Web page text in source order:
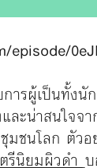
ารผู้เป็นทั้งนั
ละน่าสนใจ
มชนโลก ตัว
รีนิยมผิวดำ